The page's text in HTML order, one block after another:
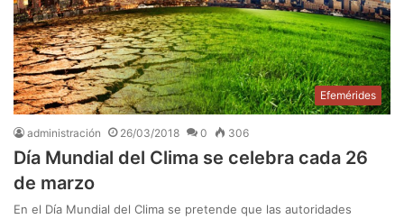
Efemérides
administración 26/03/2018 0 306
Día Mundial del Clima se celebra cada 26
de marzo
En el Día Mundial del Clima se pretende que las autoridades